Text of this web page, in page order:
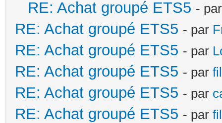
RE: Achat groupé ETS5 -
RE: Achat groupé ETS5 - par
RE: Achat groupé ETS5 - par
RE: Achat groupé ETS5 - par
RE: Achat groupé ETS5 - par
RE: Achat groupé ETS5 - par